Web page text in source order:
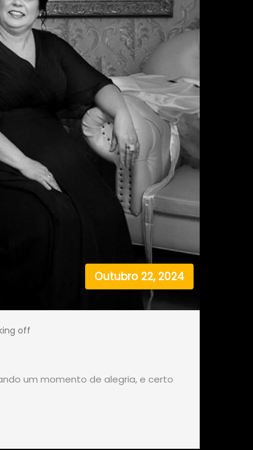
Outubro 22, 2024
off
um momento de alegria, e certo